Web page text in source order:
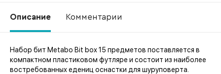
Описание Комментарии
Набор бит Metabo Bit box 15 предметов поставляется в
компактном пластиковом футляре и состоит из наиболее
востребованных едениц оснастки для шуруповерта.